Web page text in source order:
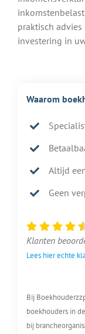
praktisch
investering in
Waarom
Altijd
Geen
Klanten
Lees hier echte
Bij
boekhouders in
bij